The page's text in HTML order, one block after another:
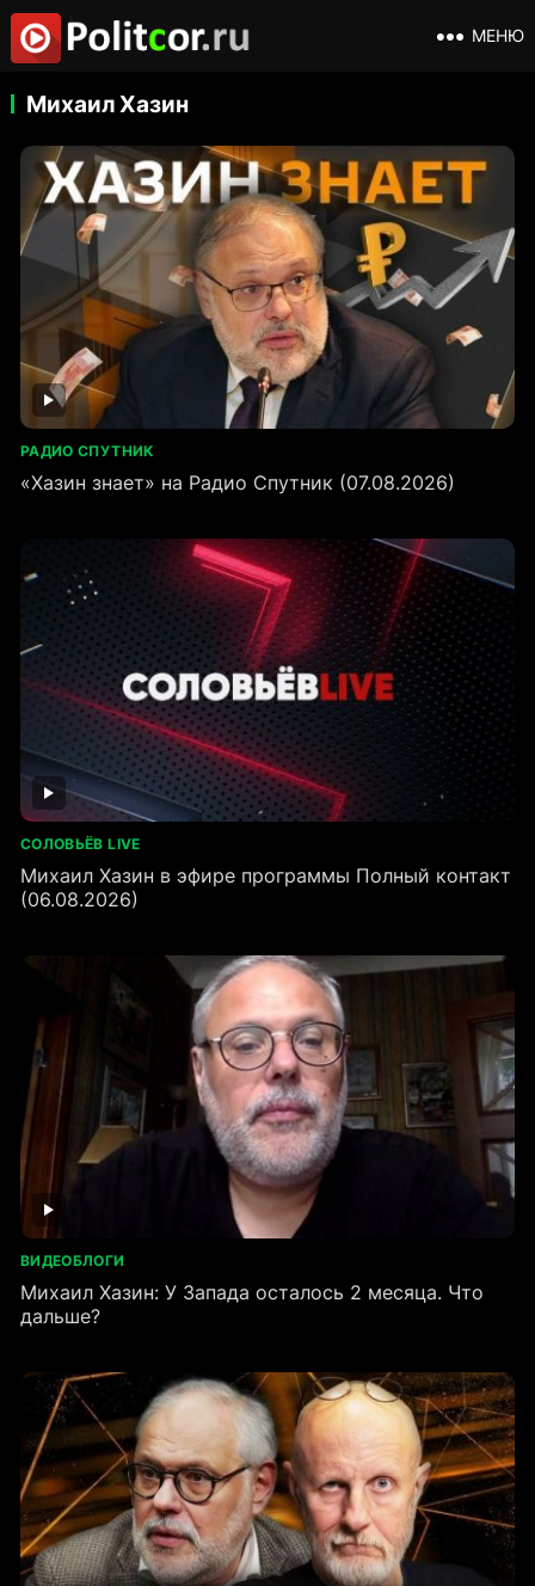
МЕНЮ
Михаил Хазин
РАДИО СПУТНИК
«Хазин знает» на Радио Спутник (07.08.2026)
СОЛОВЬЁВ LIVE
Михаил Хазин в эфире программы Полный контакт
(06.08.2026)
ВИДЕОБЛОГИ
Михаил Хазин: У Запада осталось 2 месяца. Что
дальше?